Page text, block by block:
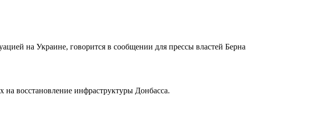
на Украине, говорится в сообщении для прессы властей Берна
восстановление инфраструктуры Донбасса.